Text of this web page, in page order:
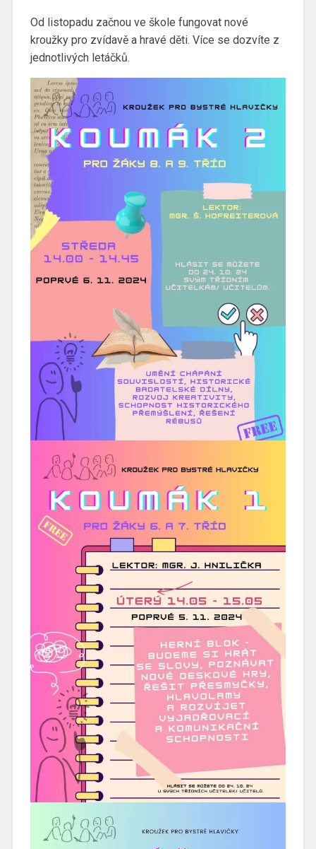
Od listopadu začnou ve škole fungovat nové
kroužky pro zvídavě a hravé děti. Více se dozvíte z
jednotlivých letáčků.